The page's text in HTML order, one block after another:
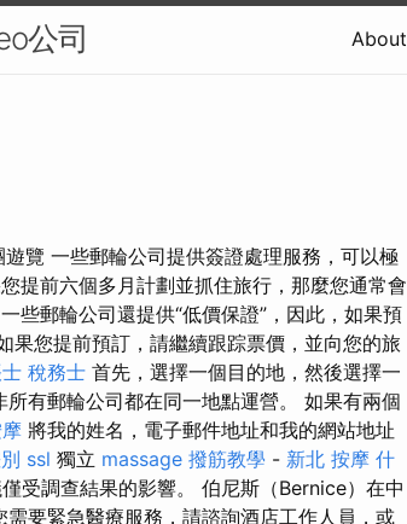
公司 About
覽 一些郵輪公司提供簽證處理服務，可以極
提前六個多月計劃並抓住旅行，那麼您通常會
一些郵輪公司還提供“低價保證”，因此，如果預
果您提前預訂，請繼續跟踪票價，並向您的旅
稅務士 首先，選擇一個目的地，然後選擇一
有郵輪公司都在同一地點運營。 如果有兩個
將我的姓名，電子郵件地址和我的網站地址
ssl 獨立 massage 撥筋教學 - 新北 按摩 什
受調查結果的影響。 伯尼斯（Bernice）在中
需要緊急醫療服務，請諮詢酒店工作人員，或